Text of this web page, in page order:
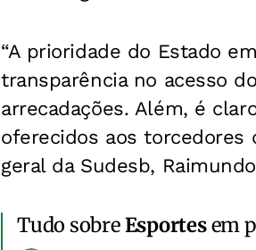
“A prioridade do Estado
transparência no acesso
arrecadações. Além, é
oferecidos aos torcedores
geral da Sudesb,
Tudo sobreEsportesem